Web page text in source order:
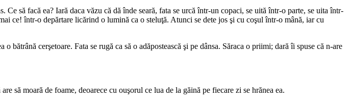
să facă ea? Iară daca văzu că dă înde seară, fata se urcă într-un copaci, se uită într-o parte, se uita într-
ce! într-o depărtare licărind o lumină ca o steluţă. Atunci se dete jos şi cu coşul într-o mână, iar cu
cerşetoare. Fata se rugă ca să o adăpostească şi pe dânsa. Săraca o priimi; dară îi spuse că n-are
să moară de foame, deoarece cu ouşorul ce lua de la găină pe fiecare zi se hrănea ea.